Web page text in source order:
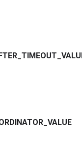
TIMEOUT
VALUE